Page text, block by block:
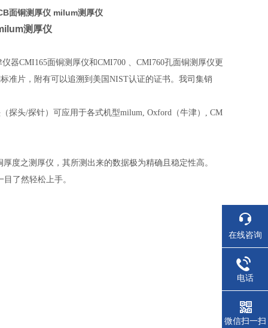
面铜测厚仪 milum测厚仪
测厚仪
器CMI165面铜测厚仪和CMI700 、CMI760孔面铜测厚仪更
准片，附有可以追溯到美国NIST认证的证书。我司集销
探头/探针）可应用于各式机型milum, Oxford（牛津）, CM
度之测厚仪，其所测出来的数据极为精确且稳定性高。
了然轻松上手。
在线咨询
电话
微信扫一扫